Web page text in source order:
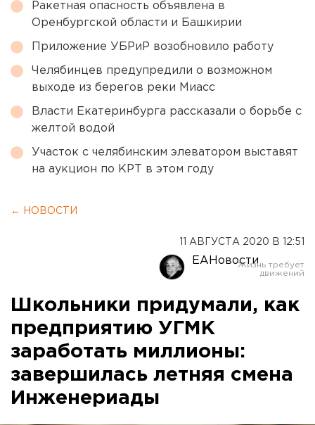
Ракетная опасность объявлена в
Оренбургской области и Башкирии
Приложение УБРиР возобновило работу
Челябинцев предупредили о возможном
выходе из берегов реки Миасс
Власти Екатеринбурга рассказали о борьбе с
желтой водой
Участок с челябинским элеватором выставят
на аукцион по КРТ в этом году
← НОВОСТИ
11 АВГУСТА 2020 В 12:51
ЕАНовости
Школьники придумали, как
предприятию УГМК
заработать миллионы:
завершилась летняя смена
Инженериады